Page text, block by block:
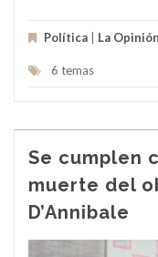
Política La
6 temas
Se cumplen
muerte del
D’Annibale